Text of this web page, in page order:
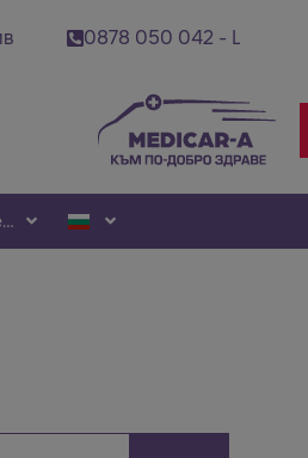
050 042 - Шумен